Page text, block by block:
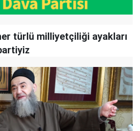
türlü milliyetçiliği ayakları